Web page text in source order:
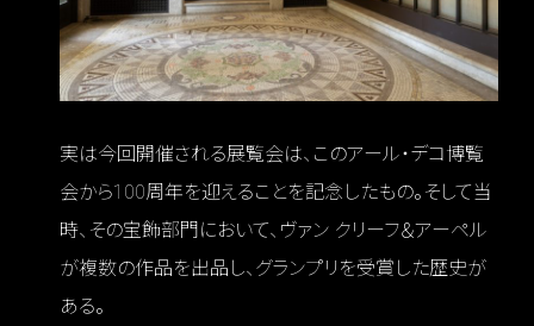
実は今回開催される展覧会は、このアール・デコ博覧
会から100周年を迎えることを記念したもの。そして当
時、その宝飾部門において、ヴァン クリーフ＆アーペル
が複数の作品を出品し、グランプリを受賞した歴史が
ある。